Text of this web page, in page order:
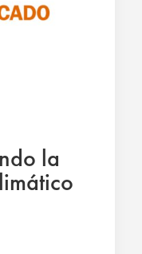
la